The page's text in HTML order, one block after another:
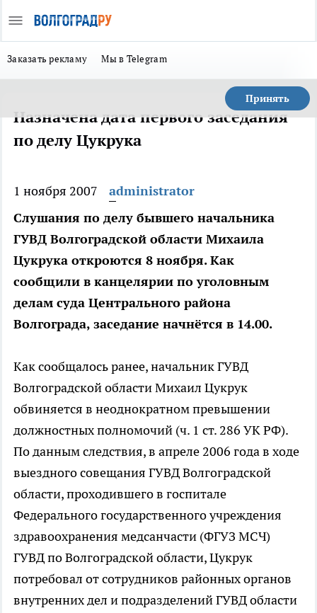
Заказать рекламу Мы в Telegram
Принять
Назначена дата первого заседания
по делу Цукрука
1 ноября 2007
administrator
Слушания по делу бывшего начальника
ГУВД Волгоградской области Михаила
Цукрука откроются 8 ноября. Как
сообщили в канцелярии по уголовным
делам суда Центрального района
Волгограда, заседание начнётся в 14.00.
Как сообщалось ранее, начальник ГУВД
Волгоградской области Михаил Цукрук
обвиняется в неоднократном превышении
должностных полномочий (ч. 1 ст. 286 УК РФ).
По данным следствия, в апреле 2006 года в ходе
выездного совещания ГУВД Волгоградской
области, проходившего в госпитале
Федерального государственного учреждения
здравоохранения медсанчасти (ФГУЗ МСЧ)
ГУВД по Волгоградской области, Цукрук
потребовал от сотрудников районных органов
внутренних дел и подразделений ГУВД области